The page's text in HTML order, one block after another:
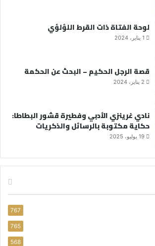
لوحة الفتاة ذات القرط اللؤلؤي
1 يناير، 2024
قصة الرجل الحكيم – البحث عن الحكمة
2 يناير، 2024
نادي غرينزي الأدبي وفطيرة قشور البطاطا:
حكاية مكتوبة بالرسائل والذكريات
19 يوليو، 2025
767
765
568